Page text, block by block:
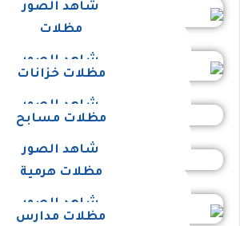
شاهد الصور
مظلات
شاهد الصور
مظلات خزانات
شاهد الصور
مظلات مسابح
شاهد الصور
مظلات هرمية
شاهد الصور
مظلات مدارس